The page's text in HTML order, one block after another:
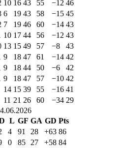
10 16 43 55 −12 46
6 19 43 58 −15 45
7 19 46 60 −14 43
10 17 44 56 −12 43
13 15 49 57 −8
43
9 18 47 61 −14 42
9 18 44 50 −6
42
9 18 47 57 −10 42
14 15 39 55 −16 41
11 21 26 60 −34 29
L GF GA GD Pts
4 91 28 +63 86
0 85 27 +58 84